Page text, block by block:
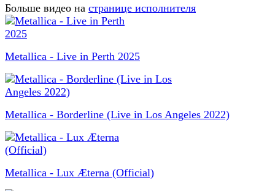
Больше видео на странице исполнителя
Metallica - Live in Perth 2025
Metallica - Borderline (Live in Los Angeles 2022)
Metallica - Lux Æterna (Official)